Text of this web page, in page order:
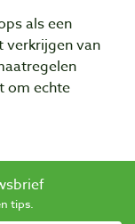
als een
verkrijgen van
om echte
tips.